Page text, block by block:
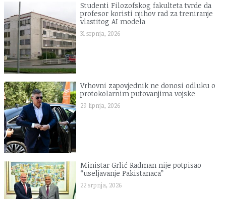
Studenti Filozofskog fakulteta tvrde da
profesor koristi njihov rad za treniranje
vlastitog AI modela
31 srpnja, 2026
Vrhovni zapovjednik ne donosi odluku o
protokolarnim putovanjima vojske
29 lipnja, 2026
Ministar Grlić Radman nije potpisao
“useljavanje Pakistanaca”
22 srpnja, 2026